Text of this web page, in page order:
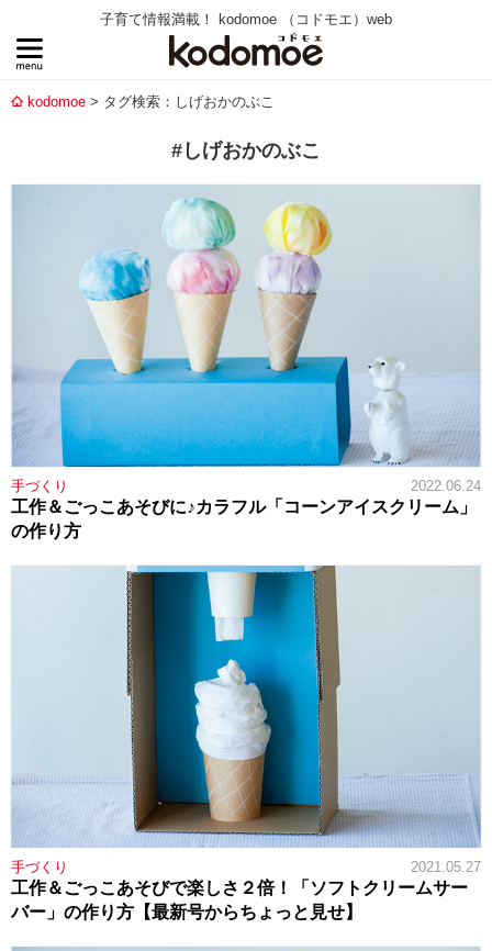
子育て情報満載！ kodomoe （コドモエ）web
kodomoe タグ検索：しげおかのぶこ
#しげおかのぶこ
手づくり 2022.06.24
工作＆ごっこあそびに♪カラフル「コーンアイスクリーム」
の作り方
手づくり 2021.05.27
工作＆ごっこあそびで楽しさ２倍！「ソフトクリームサー
バー」の作り方【最新号からちょっと見せ】